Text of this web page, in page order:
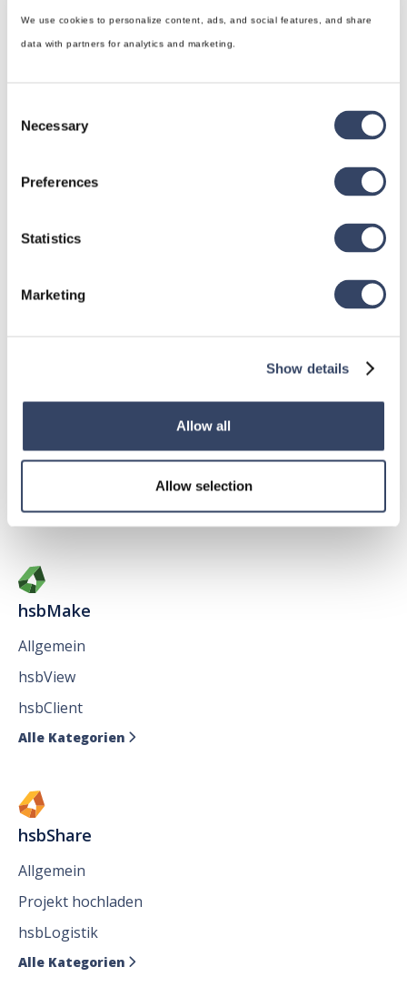
We use cookies to personalize content, ads, and social features, and share
data with partners for analytics and marketing.
Selection
Necessary
Preferences
Statistics
Marketing
Show details
Allow all
Allow selection
Alle Kategorien
hsbAbbund fürr AutoCAD®
Alle Kategorien
hsbMake
Allgemein
hsbView
hsbClient
Alle Kategorien 
hsbShare
Allgemein
Projekt hochladen
hsbLogistik
Alle Kategorien 